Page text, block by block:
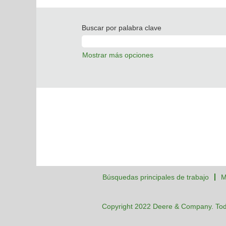
Buscar por palabra clave
Mostrar más opciones
Búsquedas principales de trabajo
Copyright 2022 Deere & Company.